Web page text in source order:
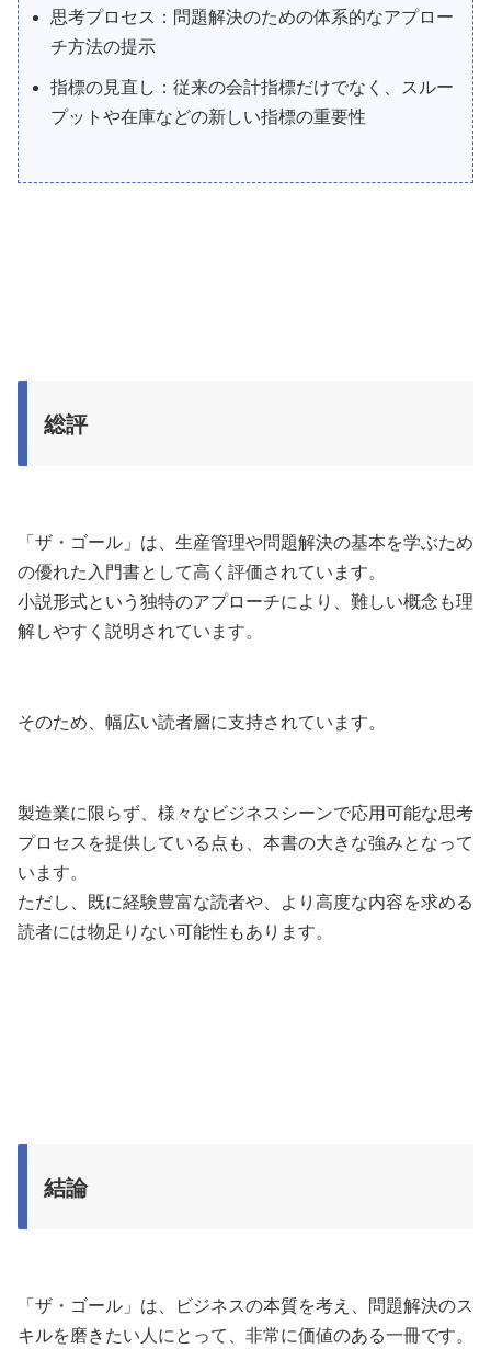
思考プロセス：問題解決のための体系的なアプロー
チ方法の提示
指標の見直し：従来の会計指標だけでなく、スルー
プットや在庫などの新しい指標の重要性
総評
「ザ・ゴール」は、生産管理や問題解決の基本を学ぶため
の優れた入門書として高く評価されています。
小説形式という独特のアプローチにより、難しい概念も理
解しやすく説明されています。
そのため、幅広い読者層に支持されています。
製造業に限らず、様々なビジネスシーンで応用可能な思考
プロセスを提供している点も、本書の大きな強みとなって
います。
ただし、既に経験豊富な読者や、より高度な内容を求める
読者には物足りない可能性もあります。
結論
「ザ・ゴール」は、ビジネスの本質を考え、問題解決のス
キルを磨きたい人にとって、非常に価値のある一冊です。